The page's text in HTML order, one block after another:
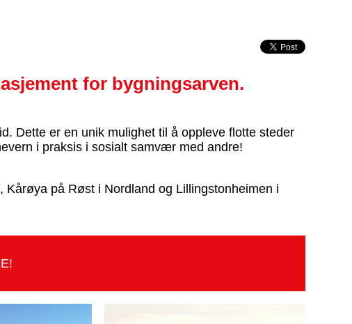
for bygningsarven.
Dette er en unik mulighet til å oppleve flotte steder
i praksis i sosialt samvær med andre!
Kårøya på Røst i Nordland og Lillingstonheimen i